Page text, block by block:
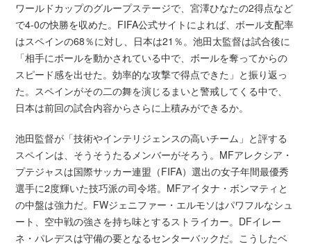
ワールドカップのグループステージで、宮澤ひなたの2得点など
で4-0の快勝を収めた。FIFA公式サイトによれば、ボール支配率
はスペインの68％に対し、日本は21％。池田太監督は試合後に
「相手にボールを動かされている中で、ボールを奪ってからの
スピード感を出せた。効率的な攻撃で得点できた」と振り返っ
た。スペインがその二の舞を演じるまいと警戒してくる中で、
日本は前回の試合内容からさらに上積みができるか。
池田監督が「技術やインテリジェンスの高いチーム」と評する
スペインは、そうそうたるメンバーがそろう。MFアレクシア・
プテジャスは国際サッカー連盟（FIFA）選出の女子年間最優秀
選手に2度輝いた技巧派の司令塔。MFアイタナ・ボンマティと
の中盤は強力だ。FWジェニファー・エルモソはパワフルなシュ
ート、空中戦の強さを持ち味とするストライカー。DFイレー
ネ・パレデスは守備の要となるセンターバックだ。こうしたベ